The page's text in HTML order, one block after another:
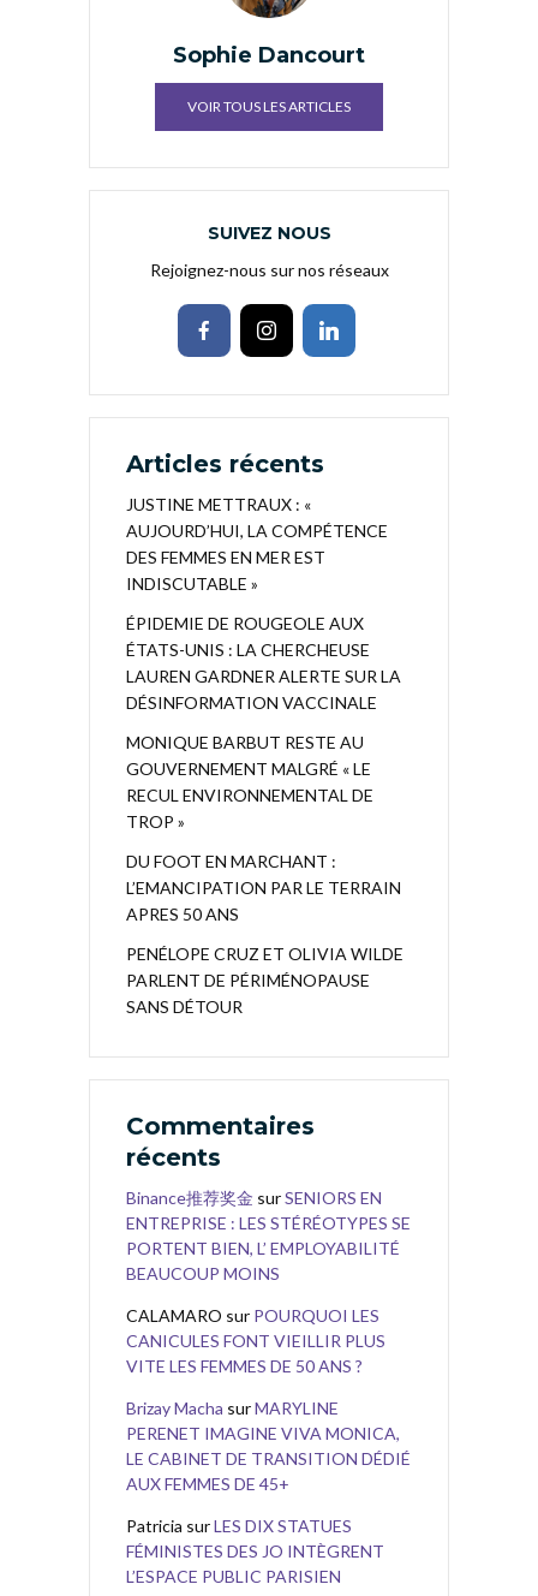
Sophie Dancourt
VOIR TOUS LES ARTICLES
SUIVEZ NOUS
Rejoignez-nous sur nos réseaux
Articles récents
JUSTINE METTRAUX : «
AUJOURD’HUI, LA COMPÉTENCE
DES FEMMES EN MER EST
INDISCUTABLE »
ÉPIDEMIE DE ROUGEOLE AUX
ÉTATS-UNIS : LA CHERCHEUSE
LAUREN GARDNER ALERTE SUR LA
DÉSINFORMATION VACCINALE
MONIQUE BARBUT RESTE AU
GOUVERNEMENT MALGRÉ « LE
RECUL ENVIRONNEMENTAL DE
TROP »
DU FOOT EN MARCHANT :
L’EMANCIPATION PAR LE TERRAIN
APRES 50 ANS
PENÉLOPE CRUZ ET OLIVIA WILDE
PARLENT DE PÉRIMÉNOPAUSE
SANS DÉTOUR
Commentaires
récents
Binance推荐奖金 surSENIORS EN
ENTREPRISE : LES STÉRÉOTYPES SE
PORTENT BIEN, L’ EMPLOYABILITÉ
BEAUCOUP MOINS
CALAMARO sur POURQUOI LES
CANICULES FONT VIEILLIR PLUS
VITE LES FEMMES DE 50 ANS ?
Brizay Macha surMARYLINE
PERENET IMAGINE VIVA MONICA,
LE CABINET DE TRANSITION DÉDIÉ
AUX FEMMES DE 45+
Patricia surLES DIX STATUES
FÉMINISTES DES JO INTÈGRENT
L’ESPACE PUBLIC PARISIEN